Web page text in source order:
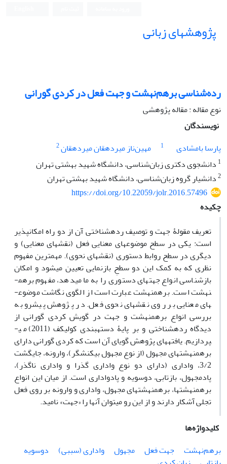
پژوهشهای زبانی
رده‌شناسی برهم‌نهشت و جهت فعل در کردی گورانی
نوع مقاله : مقاله پژوهشی
نویسندگان
پارسا بامشادی
1 مهین‌ناز میردهقان میردهقان2
1 دانشجوی دکتری زبان‌شناسی، دانشگاه شهید بهشتی تهران
2دانشیار گروه زبان‌شناسی، دانشگاه شهید بهشتی تهران
https://doi.org/10.22059/jolr.2016.57496
چکیده
تعریف مقولۀ جهت و توصیف رده­شناختی آن از دو راه امکان­پذیر
است: یکی در سطح موضوع­های معنایی فعل (نقش­های معنایی) و
دیگری در سطح روابط دستوری (نقش­های نحوی). مهم­ترین مفهوم
نظری که به کمک این دو سطحِ بازنمایی تعیین می­شود و امکان
بازشناسی انواع جهت­های دستوری را به ما می­دهد، مفهوم برهم­
نهشت است. برهم­نهشت عبارت است از الگوی نگاشت موضوع­
های معنایی بر روی نقش­های نحوی فعل. در پژوهش پیش­رو به
بررسی انواع برهم­نهشت­ و جهت در گویش کردی گورانی از
دیدگاه رده­شناختی و بر پایۀ دسته­بندی کولیکف (2011) می­
پردازیم. یافته­های پژوهش گویای آن است که کردی گورانی دارای
برهم­نهشت­های مجهول (از نوع مجهول بی­کنشگر)، وارونه، جایگشت
3/2، واداری (دارای دو نوع واداری گذرا و واداری ناگذر)،
پادمجهول، بازتابی، دوسویه و پادواداری است. از میان این انواع
برهم­نهشت­ها، برهم­نهشت­های مجهول، واداری و وارونه بر روی فعل
تجلی آشکار دارند و از این رو می­توان آنها را «جهت» نامید.
کلیدواژه‌ها
برهم‌نهشت
جهت فعل مجهول واداری (سببی)
دوسویه